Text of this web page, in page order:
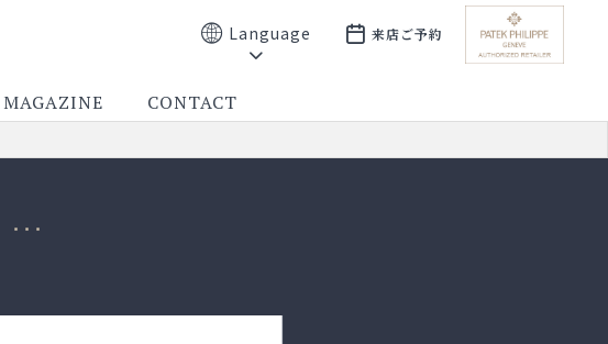
MAGAZINE CONTACT
Language 来店ご予約